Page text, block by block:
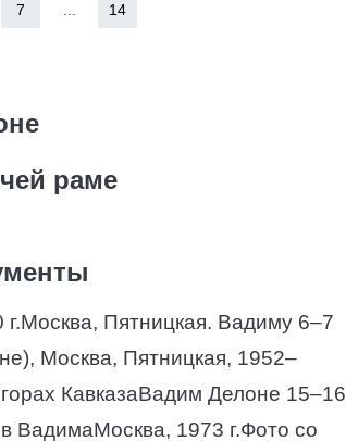
7 14
раме
Пятницкая. Вадиму 6–7
Москва, Пятницкая, 1952–
КавказаВадим Делоне 15–16
ВадимаМосква, 1973 г.Фото со